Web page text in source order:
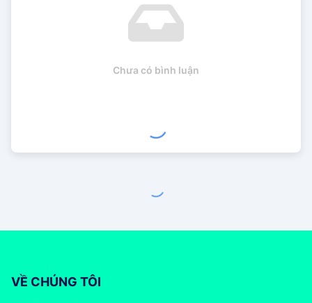
Chưa có bình luận
VỀ CHÚNG TÔI